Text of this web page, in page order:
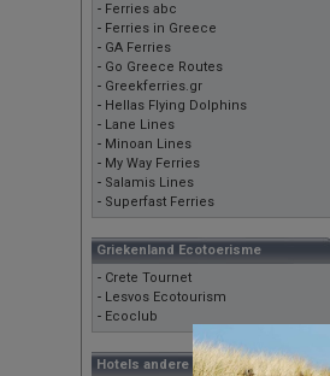
- Ferries abc
- Ferries in Greece
- GA Ferries
- Go Greece Routes
- Greekferries.gr
- Hellas Flying Dolphins
- Lane Lines
- Minoan Lines
- My Way Ferries
- Salamis Lines
- Superfast Ferries
Griekenland Ecotoerisme
- Crete Tournet
- Lesvos Ecotourism
- Ecoclub
Hotels andere eilanden